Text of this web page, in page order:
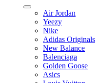
Air Jordan
Yeezy
Nike
Adidas Originals
New Balance
Balenciaga
Golden Goose
Asics